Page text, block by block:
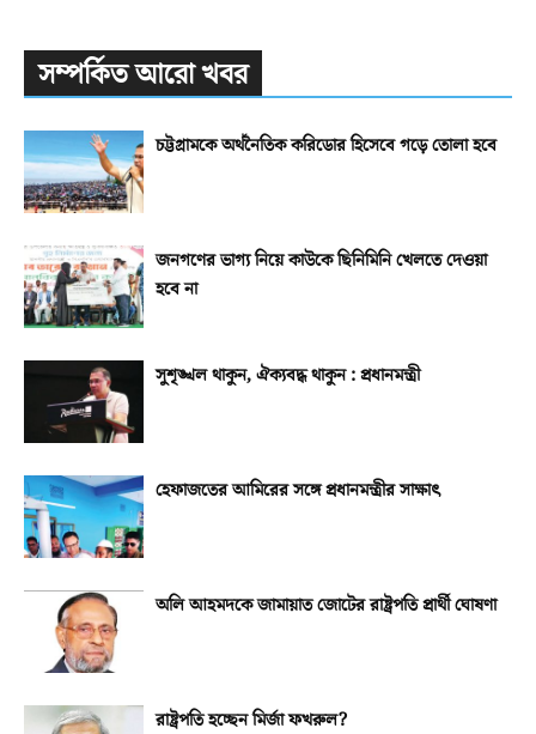
সম্পর্কিত আরো খবর
চট্টগ্রামকে অর্থনৈতিক করিডোর হিসেবে গড়ে তোলা হবে
জনগণের ভাগ্য নিয়ে কাউকে ছিনিমিনি খেলতে দেওয়া
হবে না
সুশৃঙ্খল থাকুন, ঐক্যবদ্ধ থাকুন : প্রধানমন্ত্রী
হেফাজতের আমিরের সঙ্গে প্রধানমন্ত্রীর সাক্ষাৎ
অলি আহমদকে জামায়াত জোটের রাষ্ট্রপতি প্রার্থী ঘোষণা
রাষ্ট্রপতি হচ্ছেন মির্জা ফখরুল?